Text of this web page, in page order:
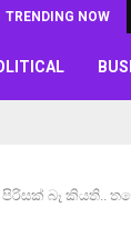
TRENDING NOW
බෑ කියති..